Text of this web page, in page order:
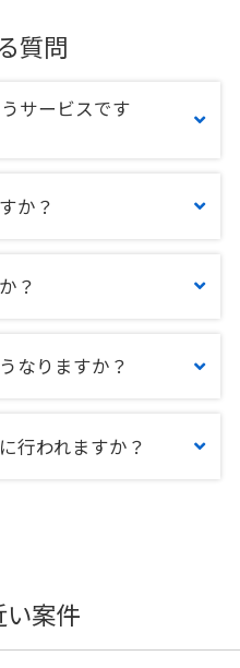
質問
サービスです
か？
？
なりますか？
行われますか？
い案件